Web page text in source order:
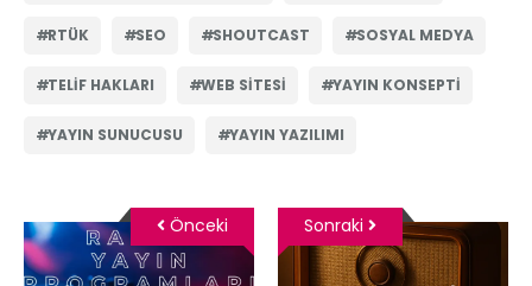
RTÜK SEO SHOUTCAST SOSYAL MEDYA
TELIF HAKLARI WEB SITESI YAYIN KONSEPTI
YAYIN SUNUCUSU YAYIN YAZILIMI
Önceki Sonraki